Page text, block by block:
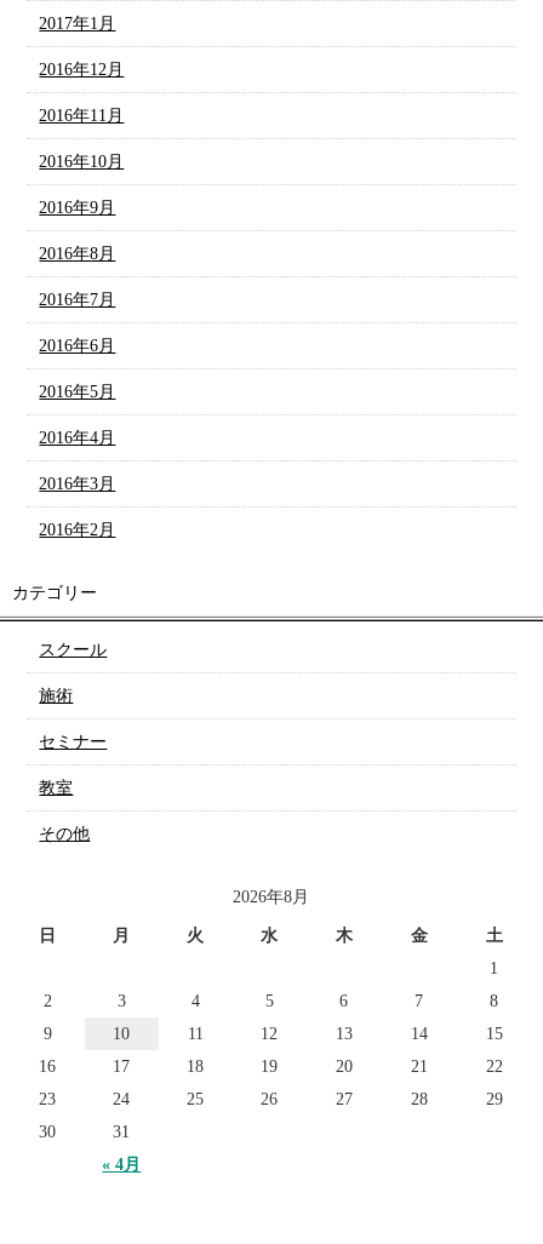
2017年1月
2016年12月
2016年11月
2016年10月
2016年9月
2016年8月
2016年7月
2016年6月
2016年5月
2016年4月
2016年3月
2016年2月
カテゴリー
スクール
施術
セミナー
教室
その他
2026年8月
日 月 火 水 木 金 土
« 4月
1
2
3 4 5 6 7
8
9
10 11 12 13 14
15
16
17 18 19 20 21
22
23
24 25 26 27 28
29
30
31